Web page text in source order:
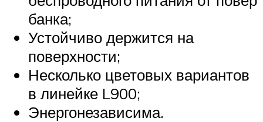
банка;
Устойчиво держится на
поверхности;
Несколько цветовых вариантов
в линейке L900;
Энергонезависима.